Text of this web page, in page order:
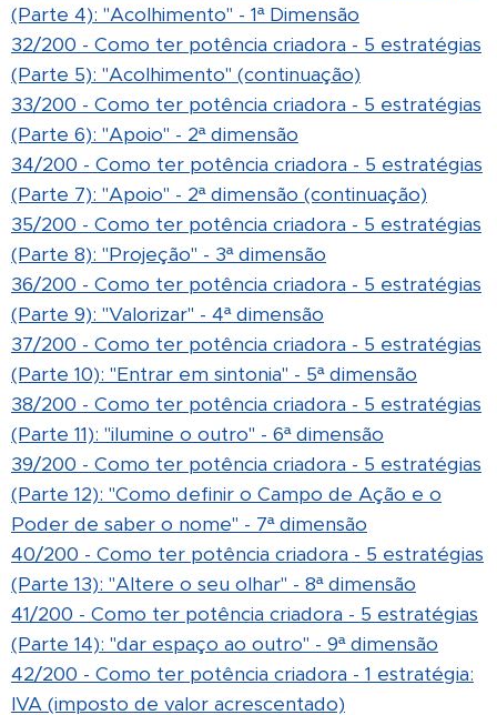
(Parte 4): "Acolhimento" - 1ª Dimensão
32/200 - Como ter potência criadora - 5 estratégias
(Parte 5): "Acolhimento" (continuação)
33/200 - Como ter potência criadora - 5 estratégias
(Parte 6): "Apoio" - 2ª dimensão
34/200 - Como ter potência criadora - 5 estratégias
(Parte 7): "Apoio" - 2ª dimensão (continuação)
35/200 - Como ter potência criadora - 5 estratégias
(Parte 8): "Projeção" - 3ª dimensão
36/200 - Como ter potência criadora - 5 estratégias
(Parte 9): "Valorizar" - 4ª dimensão
37/200 - Como ter potência criadora - 5 estratégias
(Parte 10): "Entrar em sintonia" - 5ª dimensão
38/200 - Como ter potência criadora - 5 estratégias
(Parte 11): "ilumine o outro" - 6ª dimensão
39/200 - Como ter potência criadora - 5 estratégias
(Parte 12): "Como definir o Campo de Ação e o
Poder de saber o nome" - 7ª dimensão
40/200 - Como ter potência criadora - 5 estratégias
(Parte 13): "Altere o seu olhar" - 8ª dimensão
41/200 - Como ter potência criadora - 5 estratégias
(Parte 14): "dar espaço ao outro" - 9ª dimensão
42/200 - Como ter potência criadora - 1 estratégia:
IVA (imposto de valor acrescentado)